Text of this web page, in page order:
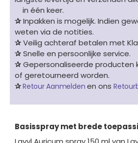
in één keer.
✰Inpakken is mogelijk. Indien
weten via de notities.
✰Veilig achteraf betalen met
✰Snelle en persoonlijke service.
✰Gepersonaliseerde producten
of geretourneerd worden.
✰Retour Aanmelden en ons
Basisspray met brede